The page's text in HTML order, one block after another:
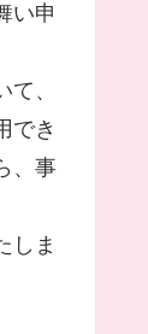
い申
、
でき
、事
しま